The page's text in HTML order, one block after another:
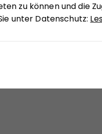
zu können und die
unter Datenschutz: